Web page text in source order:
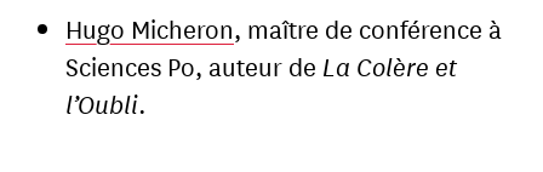
Hugo Micheron, maître de conférence à
Sciences Po, auteur de La Colère et
l’Oubli.